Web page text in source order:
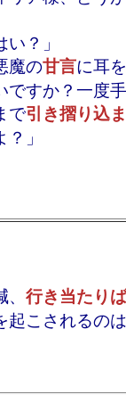
い？」
魔の甘言に耳
ですか？一度
で引き摺り込
」
行き当たり
起こされるの